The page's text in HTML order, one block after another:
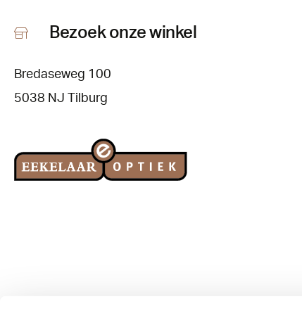
Bezoek onze winkel
Bredaseweg 100
5038 NJ Tilburg